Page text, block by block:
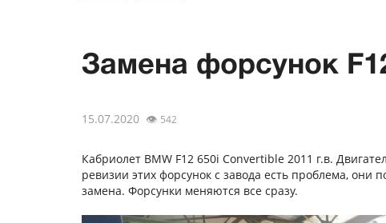
Замена форсунок
15.07.2020 👁 542
Кабриолет BMW F12 650i Convertible 2011 г.в.
ревизии этих форсунок с завода есть проблема, они
замена. Форсунки меняются все сразу.